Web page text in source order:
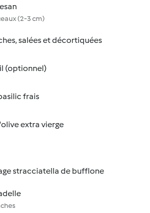
(2-3 cm)
salées et décortiquées
(optionnel)
frais
extra vierge
stracciatella de bufflone